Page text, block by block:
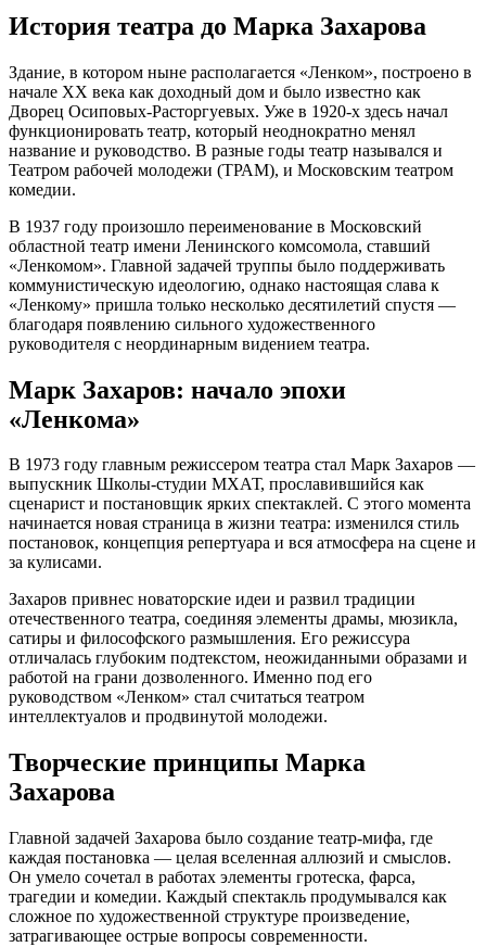
История театра до Марка Захарова
Здание, в котором ныне располагается «Ленком», построено в
начале XX века как доходный дом и было известно как
Дворец Осиповых-Расторгуевых. Уже в 1920-х здесь начал
функционировать театр, который неоднократно менял
название и руководство. В разные годы театр назывался и
Театром рабочей молодежи (ТРАМ), и Московским театром
комедии.
В 1937 году произошло переименование в Московский
областной театр имени Ленинского комсомола, ставший
«Ленкомом». Главной задачей труппы было поддерживать
коммунистическую идеологию, однако настоящая слава к
«Ленкому» пришла только несколько десятилетий спустя —
благодаря появлению сильного художественного
руководителя с неординарным видением театра.
Марк Захаров: начало эпохи
«Ленкома»
В 1973 году главным режиссером театра стал Марк Захаров —
выпускник Школы-студии МХАТ, прославившийся как
сценарист и постановщик ярких спектаклей. С этого момента
начинается новая страница в жизни театра: изменился стиль
постановок, концепция репертуара и вся атмосфера на сцене и
за кулисами.
Захаров привнес новаторские идеи и развил традиции
отечественного театра, соединяя элементы драмы, мюзикла,
сатиры и философского размышления. Его режиссура
отличалась глубоким подтекстом, неожиданными образами и
работой на грани дозволенного. Именно под его
руководством «Ленком» стал считаться театром
интеллектуалов и продвинутой молодежи.
Творческие принципы Марка
Захарова
Главной задачей Захарова было создание театр-мифа, где
каждая постановка — целая вселенная аллюзий и смыслов.
Он умело сочетал в работах элементы гротеска, фарса,
трагедии и комедии. Каждый спектакль продумывался как
сложное по художественной структуре произведение,
затрагивающее острые вопросы современности.